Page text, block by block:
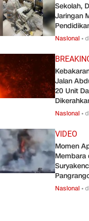
Sekolah,
Jaringan
Nasional •
Jalan
20 Unit
Nasional •
VIDEO
Momen
Membara
Nasional •